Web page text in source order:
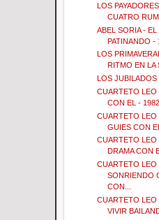
LOS
CUATRO
ABEL SORIA -
PATINANDO -
LOS
RITMO EN LA
LOS
CUARTETO LEO
CON EL -
CUARTETO
GUIES CON
CUARTETO LEO
DRAMA CON
CUARTETO LEO
SONRIENDO
CON...
CUARTETO LEO
VIVIR